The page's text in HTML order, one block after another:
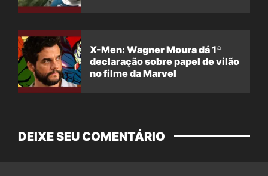
X-Men: Wagner Moura dá 1ª
declaração sobre papel de vilão
no filme da Marvel
DEIXE SEU COMENTÁRIO